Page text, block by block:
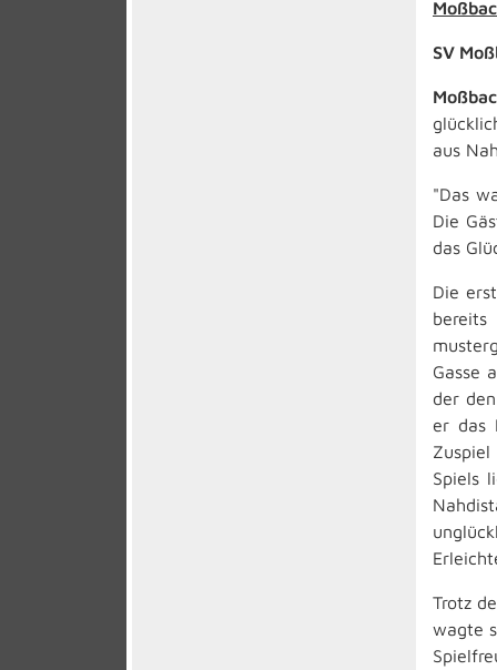
SV
aus
"Das
Die
das
Die
Gasse
der
er das
Spiels
Trotz
wagte